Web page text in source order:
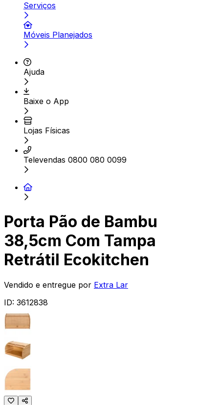
Serviços
Móveis Planejados
Ajuda
Baixe o App
Lojas Físicas
Televendas 0800 080 0099
Porta Pão de Bambu
38,5cm Com Tampa
Retrátil Ecokitchen
Vendido e entregue por Extra Lar
ID: 3612838